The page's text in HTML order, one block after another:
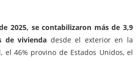
2025, se contabilizaron más de 3,9
de vivienda desde el exterior en la
el 46% provino de Estados Unidos, el